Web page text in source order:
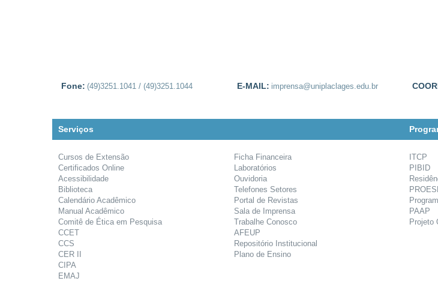
Fone: (49)3251.1041 / (49)3251.1044 E-MAIL: imprensa@uniplaclages.edu.br
Serviços
Cursos de Extensão
Certificados Online
Acessibilidade
Biblioteca
Calendário Acadêmico
Manual Acadêmico
Comitê de Ética em Pesquisa
CCET
CCS
CER II
CIPA
EMAJ
Ficha Financeira
Laboratórios
Ouvidoria
Telefones Setores
Portal de Revistas
Sala de Imprensa
Trabalhe Conosco
AFEUP
Repositório Institucional
Plano de Ensino
ITCP
PIBID
PAAP
Projeto